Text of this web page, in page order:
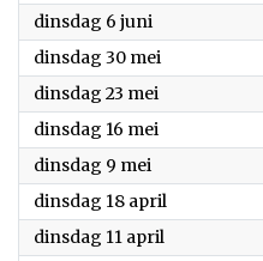
dinsdag 6 juni
dinsdag 30 mei
dinsdag 23 mei
dinsdag 16 mei
dinsdag 9 mei
dinsdag 18 april
dinsdag 11 april